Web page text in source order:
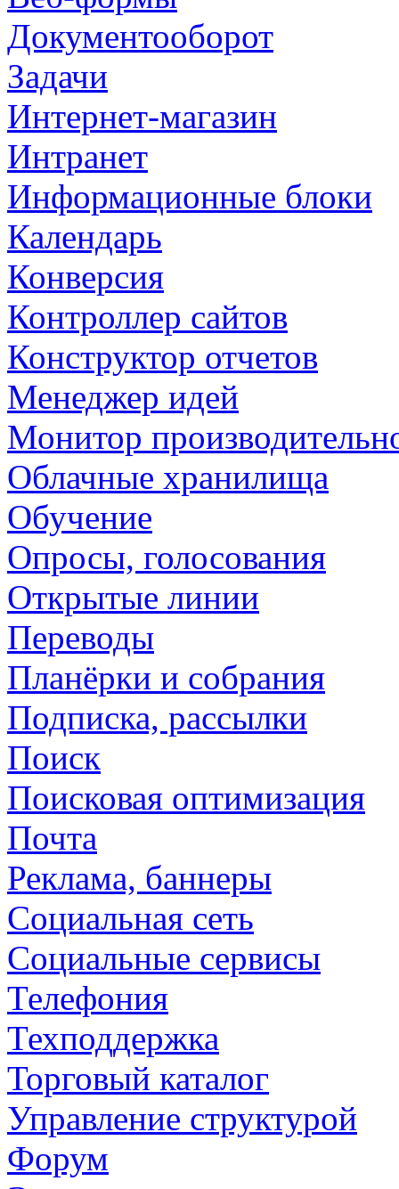
Документооборот
Задачи
Интернет-магазин
Интранет
Информационные блоки
Календарь
Конверсия
Контроллер сайтов
Конструктор отчетов
Менеджер идей
Монитор
Облачные хранилища
Обучение
Опросы, голосования
Открытые линии
Переводы
Планёрки и собрания
Подписка, рассылки
Поиск
Поисковая оптимизация
Почта
Реклама, баннеры
Социальная сеть
Социальные сервисы
Телефония
Техподдержка
Торговый каталог
Управление структурой
Форум